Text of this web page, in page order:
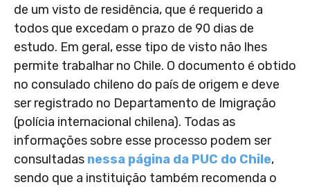
de um visto de residência, que é requerido a
todos que excedam o prazo de 90 dias de
estudo. Em geral, esse tipo de visto não lhes
permite trabalhar no Chile. O documento é obtido
no consulado chileno do país de origem e deve
ser registrado no Departamento de Imigração
(polícia internacional chilena). Todas as
informações sobre esse processo podem ser
consultadas nessa página da PUC do Chile,
sendo que a instituição também recomenda o